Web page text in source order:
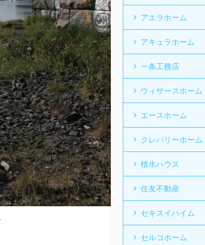
アエラホーム
アキュラホーム
一条工務店
ウィザースホーム
エースホーム
クレバリーホーム
積水ハウス
住友不動産
セキスイハイム
セルコホーム